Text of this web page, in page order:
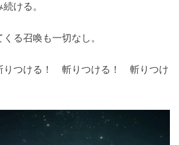
ける。
る召喚も一切なし。
りつける！ 斬りつける！ 斬りつけ